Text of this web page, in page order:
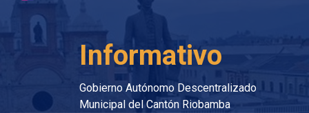
Informativo
Gobierno Autónomo Descentralizado
Municipal del Cantón Riobamba